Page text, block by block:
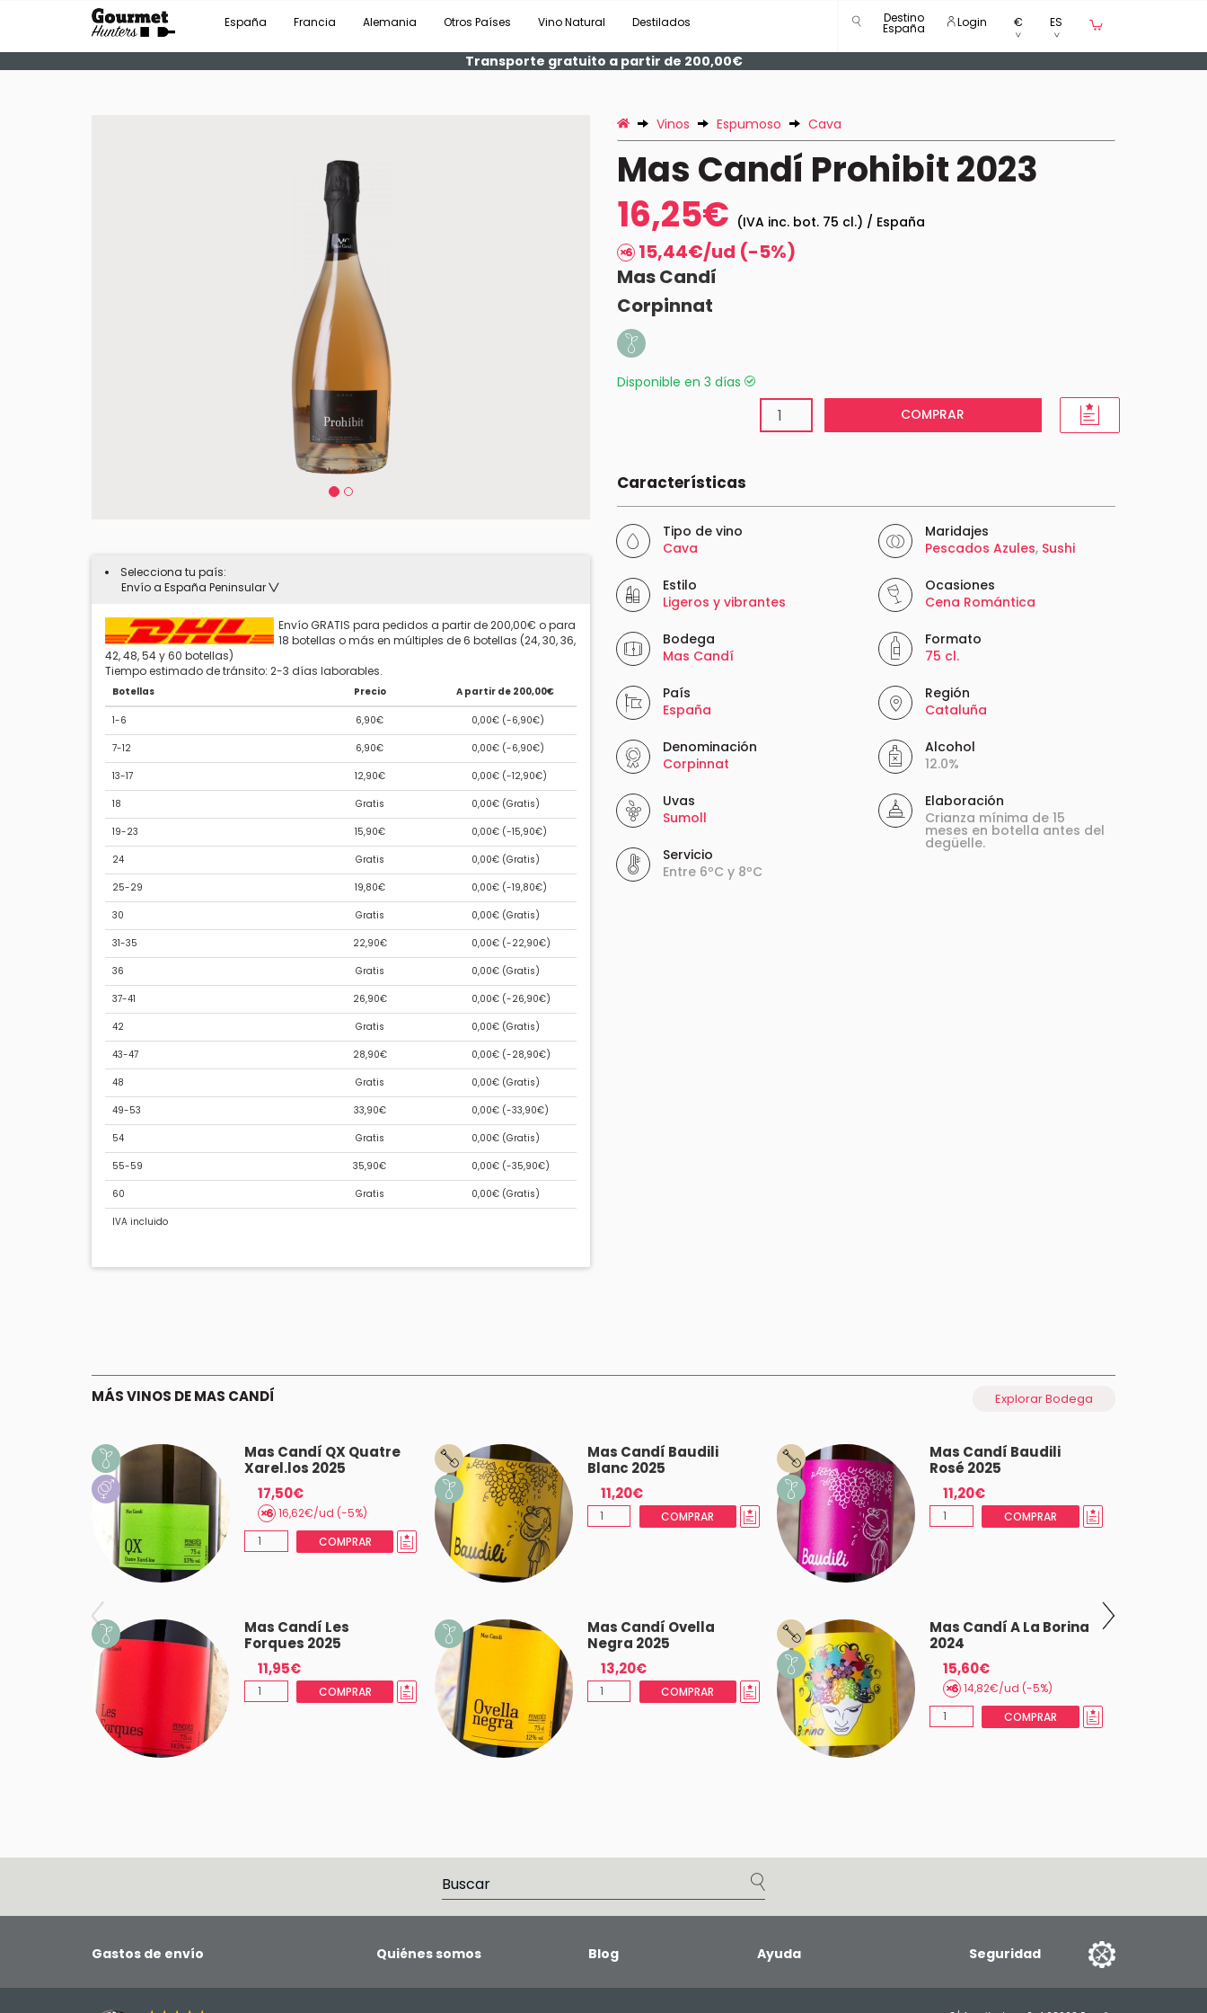
España Francia Alemania Otros Países Vino Natural Destilados Destino
España Login € ES
Transporte gratuito a partir de 200,00€
Selecciona tu país:
Envío a España Peninsular
Envío GRATIS para pedidos a partir de 200,00€ o para
18 botellas o más en múltiples de 6 botellas (24, 30, 36,
42, 48, 54 y 60 botellas)
Tiempo estimado de tránsito: 2-3 días laborables.
Botellas Precio A partir de 200,00€
1-6 6,90€ 0,00€ (-6,90€)
7-12 6,90€ 0,00€ (-6,90€)
13-17 12,90€ 0,00€ (-12,90€)
18 Gratis 0,00€ (Gratis)
19-23 15,90€ 0,00€ (-15,90€)
24 Gratis 0,00€ (Gratis)
25-29 19,80€ 0,00€ (-19,80€)
30 Gratis 0,00€ (Gratis)
31-35 22,90€ 0,00€ (-22,90€)
36 Gratis 0,00€ (Gratis)
37-41 26,90€ 0,00€ (-26,90€)
42 Gratis 0,00€ (Gratis)
43-47 28,90€ 0,00€ (-28,90€)
48 Gratis 0,00€ (Gratis)
49-53 33,90€ 0,00€ (-33,90€)
54 Gratis 0,00€ (Gratis)
55-59 35,90€ 0,00€ (-35,90€)
60 Gratis 0,00€ (Gratis)
IVA incluido
Vinos Espumoso Cava
Mas Candí Prohibit 2023
16,25€ (IVA inc. bot. 75 cl.) / España
15,44€/ud (-5%)
Mas Candí
Corpinnat
Disponible en 3 días
COMPRAR
Características
Tipo de vino
Cava
Maridajes
Pescados Azules, Sushi
Estilo
Ligeros y vibrantes
Ocasiones
Cena Romántica
Bodega
Mas Candí
Formato
75 cl.
País
España
Región
Cataluña
Denominación
Corpinnat
Alcohol
12.0%
Uvas
Sumoll
Servicio
Entre 6ºC y 8ºC
Elaboración
Crianza mínima de 15
meses en botella antes del
degüelle.
MÁS VINOS DE MAS CANDÍ Explorar Bodega
Mas Candí QX Quatre
Xarel.los 2025
17,50€
16,62€/ud (-5%)
COMPRAR
Mas Candí Baudili
Blanc 2025
11,20€
COMPRAR
Mas Candí Baudili
Rosé 2025
11,20€
COMPRAR
Mas Candí Les
Forques 2025
11,95€
COMPRAR
Mas Candí Ovella
Negra 2025
13,20€
COMPRAR
Mas Candí A La Borina
2024
15,60€
14,82€/ud (-5%)
COMPRAR
Gastos de envío Quiénes somos Blog Ayuda Seguridad